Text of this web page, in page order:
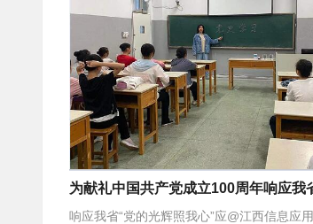
响应我省“党的光辉照我心” 应@江西信息应